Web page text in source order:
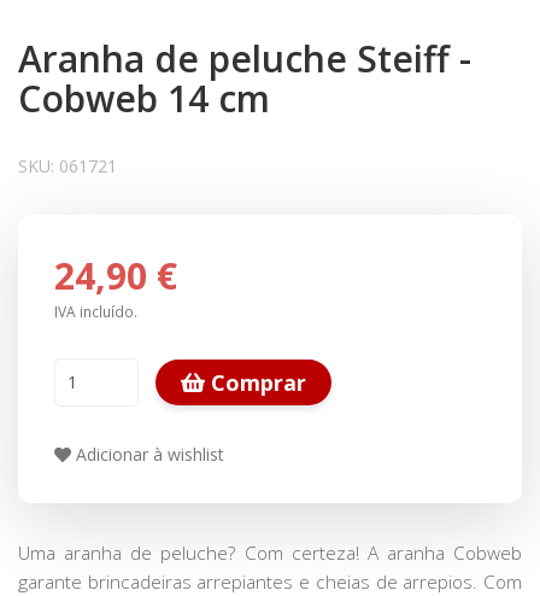
Aranha de peluche Steiff -
Cobweb 14 cm
SKU: 061721
24,90 €
IVA incluído.
Comprar
Adicionar à wishlist
Uma aranha de peluche? Com ​​certeza! A aranha Cobweb
garante brincadeiras arrepiantes e cheias de arrepios. Com